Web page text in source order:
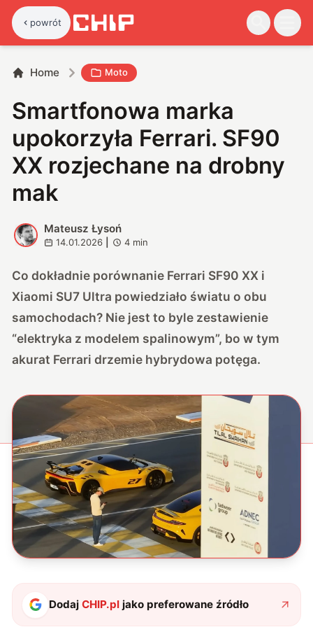
powrót
Home Moto
Smartfonowa marka
upokorzyła Ferrari. SF90
XX rozjechane na drobny
mak
M
Mateusz Łysoń
14.01.2026 4 min
Co dokładnie porównanie Ferrari SF90 XX i
Xiaomi SU7 Ultra powiedziało światu o obu
samochodach? Nie jest to byle zestawienie
“elektryka z modelem spalinowym”, bo w tym
akurat Ferrari drzemie hybrydowa potęga.
DodajCHIP.pl jako preferowane źródło